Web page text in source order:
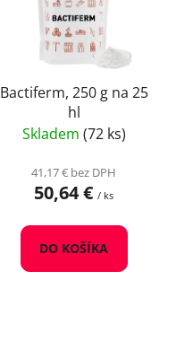
Bactiferm, 250 g na 25
hl
Skladem (72 ks)
41,17 € bez DPH
50,64 € / ks
DO KOŠÍKA